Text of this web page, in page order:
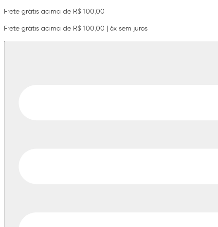
Frete grátis acima de R$ 100,00
Frete grátis acima de R$ 100,00 | 6x sem juros